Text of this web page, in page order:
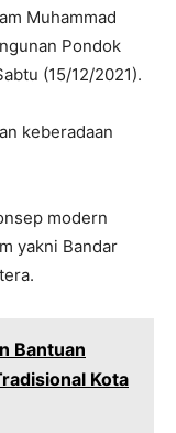
Muhammad
Pondok
(15/12/2021).
keberadaan
modern
yakni Bandar
Bantuan
Kota